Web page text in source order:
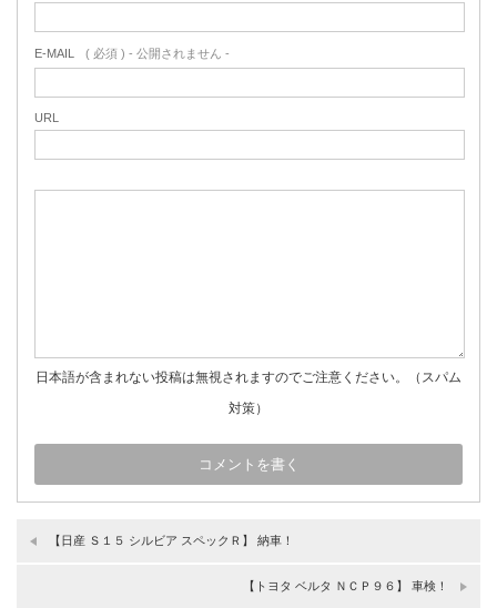
E-MAIL ( 必須 ) - 公開されません -
URL
日本語が含まれない投稿は無視されますのでご注意ください。（スパム
対策）
【日産 Ｓ１５ シルビア スペックＲ】 納車！
【トヨタ ベルタ ＮＣＰ９６】 車検！